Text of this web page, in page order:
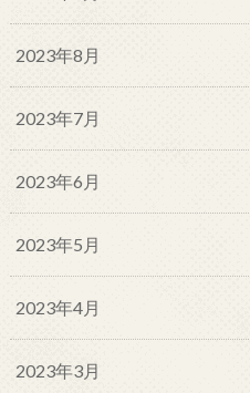
2023年8月
2023年7月
2023年6月
2023年5月
2023年4月
2023年3月